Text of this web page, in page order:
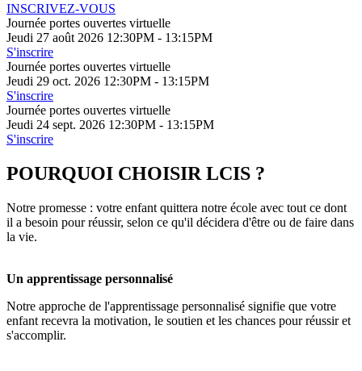
INSCRIVEZ-VOUS
Journée portes ouvertes virtuelle
Jeudi 27 août 2026 12:30PM - 13:15PM
S'inscrire
Journée portes ouvertes virtuelle
Jeudi 29 oct. 2026 12:30PM - 13:15PM
S'inscrire
Journée portes ouvertes virtuelle
Jeudi 24 sept. 2026 12:30PM - 13:15PM
S'inscrire
POURQUOI CHOISIR LCIS ?
Notre promesse : votre enfant quittera notre école avec tout ce dont
il a besoin pour réussir, selon ce qu'il décidera d'être ou de faire dans
la vie.
Un apprentissage personnalisé
Notre approche de l'apprentissage personnalisé signifie que votre
enfant recevra la motivation, le soutien et les chances pour réussir et
s'accomplir.